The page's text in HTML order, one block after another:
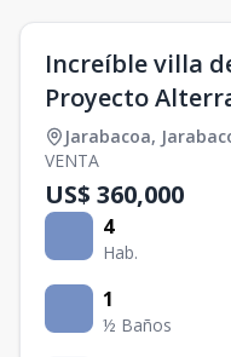
Increíble villa
Proyecto
Jarabacoa,
VENTA
US$ 360,000
4
Hab.
1
½ Baños